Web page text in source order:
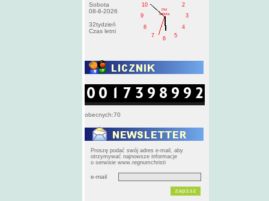
Sobota
08-8-2026
32tydzień
Czas letni
2
3
4
5
6
7
8
9
10
PM
sobota
obecnych:70
Proszę podać swój adres e-mail, aby
otrzymywać najnowsze informacje
o serwisie www.regnumchristi
e-mail